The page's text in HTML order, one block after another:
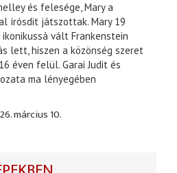
és felesége, Mary a
írósdit játszottak. Mary 19
vált Frankenstein
lett, hiszen a közönség szeret
éven felül. Garai Judit és
ma lényegében
március 10.